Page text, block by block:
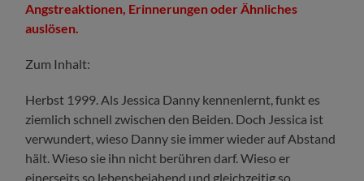
Angstreaktionen, Erinnerungen oder Ähnliches
auslösen.
Zum Inhalt:
Herbst 1999. Als Jessica Danny kennenlernt, funkt es
ziemlich schnell zwischen den Beiden. Doch Jessica ist
verwundert, wieso Danny sie immer wieder auf Abstand
hält. Wieso sie ihn nicht berühren darf. Wieso er
einerseits so lebensbejahend und gleichzeitig so